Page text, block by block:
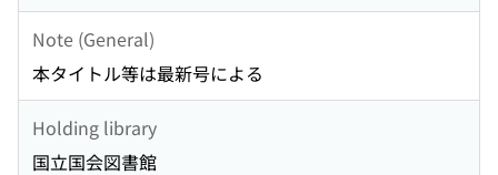
Note (General)
本タイトル等は最新号による
Holding library
国立国会図書館